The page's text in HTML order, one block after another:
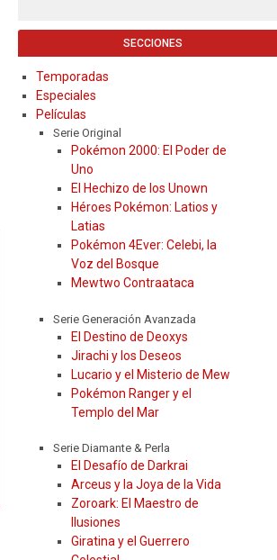
SECCIONES
Temporadas
Especiales
Películas
Serie Original
Pokémon 2000: El Poder de
Uno
El Hechizo de los Unown
Héroes Pokémon: Latios y
Latias
Pokémon 4Ever: Celebi, la
Voz del Bosque
Mewtwo Contraataca
Serie Generación Avanzada
El Destino de Deoxys
Jirachi y los Deseos
Lucario y el Misterio de Mew
Pokémon Ranger y el
Templo del Mar
Serie Diamante & Perla
El Desafío de Darkrai
Arceus y la Joya de la Vida
Zoroark: El Maestro de
Ilusiones
Giratina y el Guerrero